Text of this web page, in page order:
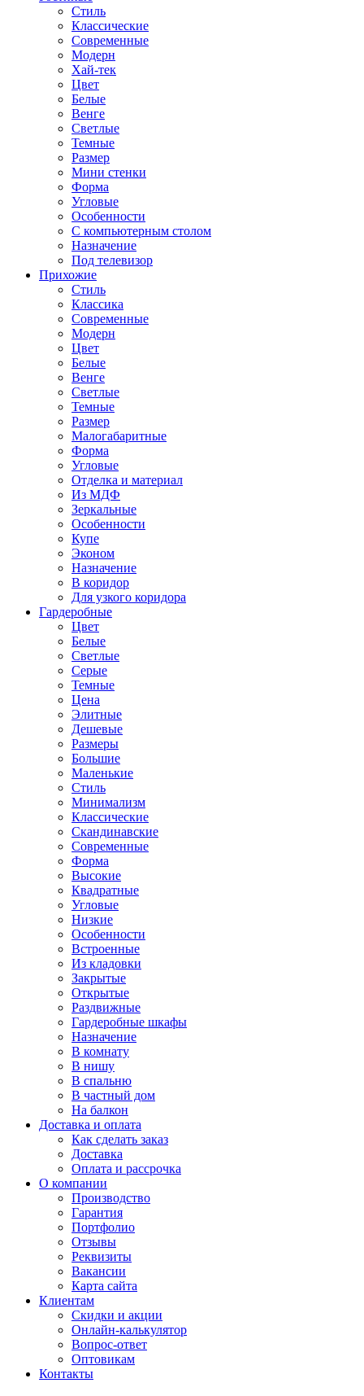
Стиль
Классические
Современные
Модерн
Хай-тек
Цвет
Белые
Венге
Светлые
Темные
Размер
Мини стенки
Форма
Угловые
Особенности
С компьютерным столом
Назначение
Под телевизор
Прихожие
Стиль
Классика
Современные
Модерн
Цвет
Белые
Венге
Светлые
Темные
Размер
Малогабаритные
Форма
Угловые
Отделка и материал
Из МДФ
Зеркальные
Особенности
Купе
Эконом
Назначение
В коридор
Для узкого коридора
Гардеробные
Цвет
Белые
Светлые
Серые
Темные
Цена
Элитные
Дешевые
Размеры
Большие
Маленькие
Стиль
Минимализм
Классические
Скандинавские
Современные
Форма
Высокие
Квадратные
Угловые
Низкие
Особенности
Встроенные
Из кладовки
Закрытые
Открытые
Раздвижные
Гардеробные шкафы
Назначение
В комнату
В нишу
В спальню
В частный дом
На балкон
Доставка и оплата
Как сделать заказ
Доставка
Оплата и рассрочка
О компании
Производство
Гарантия
Портфолио
Отзывы
Реквизиты
Вакансии
Карта сайта
Клиентам
Скидки и акции
Онлайн-калькулятор
Вопрос-ответ
Оптовикам
Контакты